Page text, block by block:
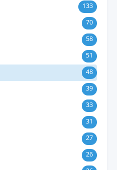
133
70
58
51
48
39
33
31
27
26